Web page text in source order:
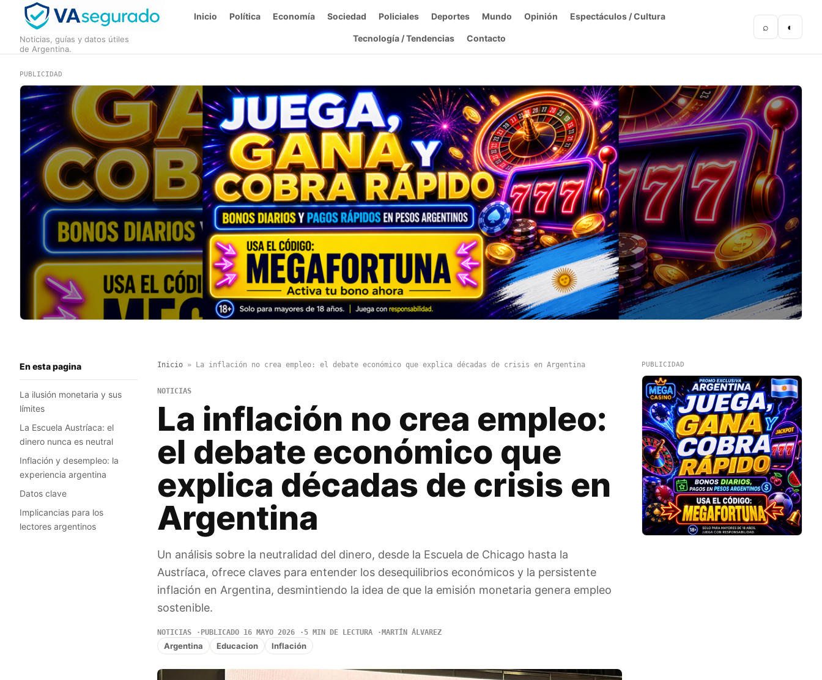
Noticias, guías y datos útiles
de Argentina.
Inicio Política Economía Sociedad Policiales Deportes Mundo Opinión Espectáculos / Cultura
Tecnología / Tendencias Contacto
⌕ ◐
PUBLICIDAD
En esta pagina
La ilusión monetaria y sus
límites
La Escuela Austríaca: el
dinero nunca es neutral
Inflación y desempleo: la
experiencia argentina
Datos clave
Implicancias para los
lectores argentinos
Inicio» La inflación no crea empleo: el debate económico que explica décadas de crisis en Argentina
NOTICIAS
La inflación no crea empleo:
el debate económico que
explica décadas de crisis en
Argentina
Un análisis sobre la neutralidad del dinero, desde la Escuela de Chicago hasta la
Austríaca, ofrece claves para entender los desequilibrios económicos y la persistente
inflación en Argentina, desmintiendo la idea de que la emisión monetaria genera empleo
sostenible.
NOTICIAS PUBLICADO 16 MAYO 2026 5 MIN DE LECTURA MARTÍN ÁLVAREZ
Argentina Educacion Inflación
PUBLICIDAD